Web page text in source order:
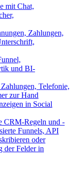
mit Chat,
Zahlungen,
und BI-
Telefonie,
zur Hand
in Social
CRM-Regeln und -
Funnels, API
oder
der Felder in